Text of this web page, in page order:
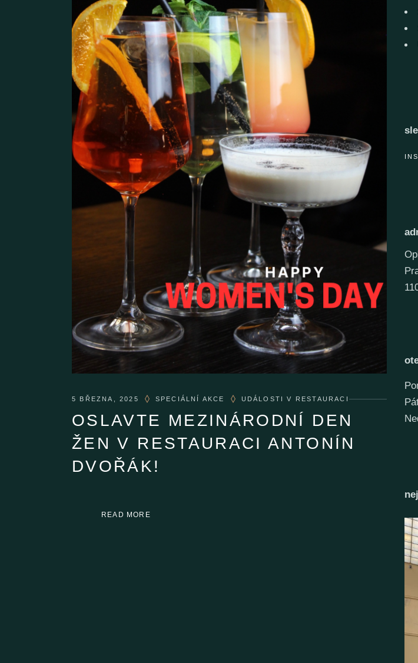
5 BŘEZNA, 2025 SPECIÁLNÍ AKCE UDÁLOSTI V RESTAURACI
OSLAVTE MEZINÁRODNÍ DEN
ŽEN V RESTAURACI ANTONÍN
DVOŘÁK!
READ MORE